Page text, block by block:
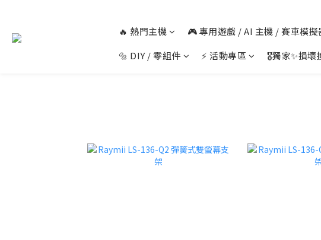
🔥 熱門主機 🎮 專用遊戲 / AI 主機 / 賽車模擬
🔩 DIY / 零組件
⚡ 活動專區 🎖️獨家✨損壞